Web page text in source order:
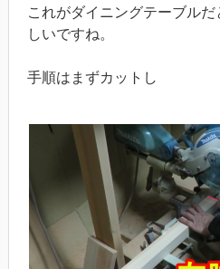
これがダイニングテーブル
しいですね。
手順はまずカットし